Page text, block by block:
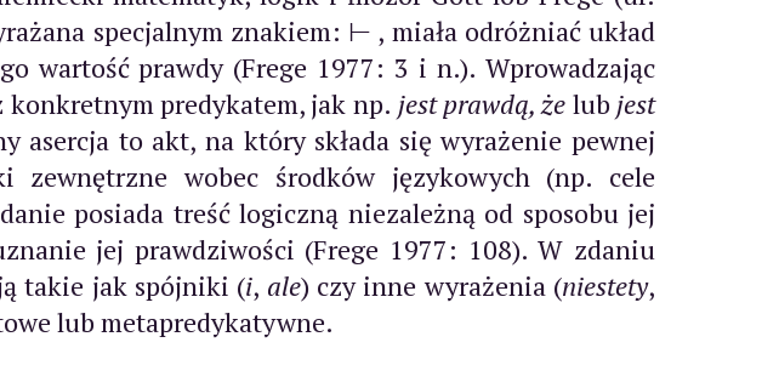
specjalnym znakiem: ⊢ , miała odróżniać układ
wartość prawdy (Frege 1977: 3 i n.). Wprowadzając
konkretnym predykatem, jak np. jest prawdą, że lub jest
asercja to akt, na który składa się wyrażenie pewnej
wobec środków językowych (np. cele
posiada treść logiczną niezależną od sposobu jej
jej prawdziwości (Frege 1977: 108). W zdaniu
takie jak spójniki (i, ale) czy inne wyrażenia (niestety,
lub metapredykatywne.